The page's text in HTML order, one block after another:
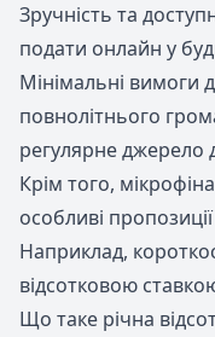
Зручність та
подати онлайн у
Мінімальні вимоги
повнолітнього
регулярне джерело
Крім того,
особливі
Наприклад,
відсотковою
Що таке річна